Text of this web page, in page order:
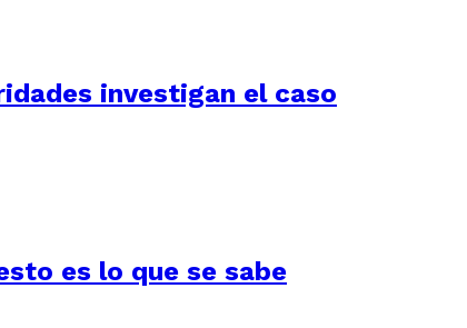
investigan el caso
es lo que se sabe